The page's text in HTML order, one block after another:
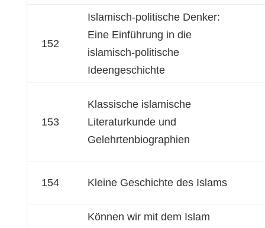
152
Islamisch-politische Denker:
Eine Einführung in die
islamisch-politische
Ideengeschichte
153
Klassische islamische
Literaturkunde und
Gelehrtenbiographien
154 Kleine Geschichte des Islams
Können wir mit dem Islam